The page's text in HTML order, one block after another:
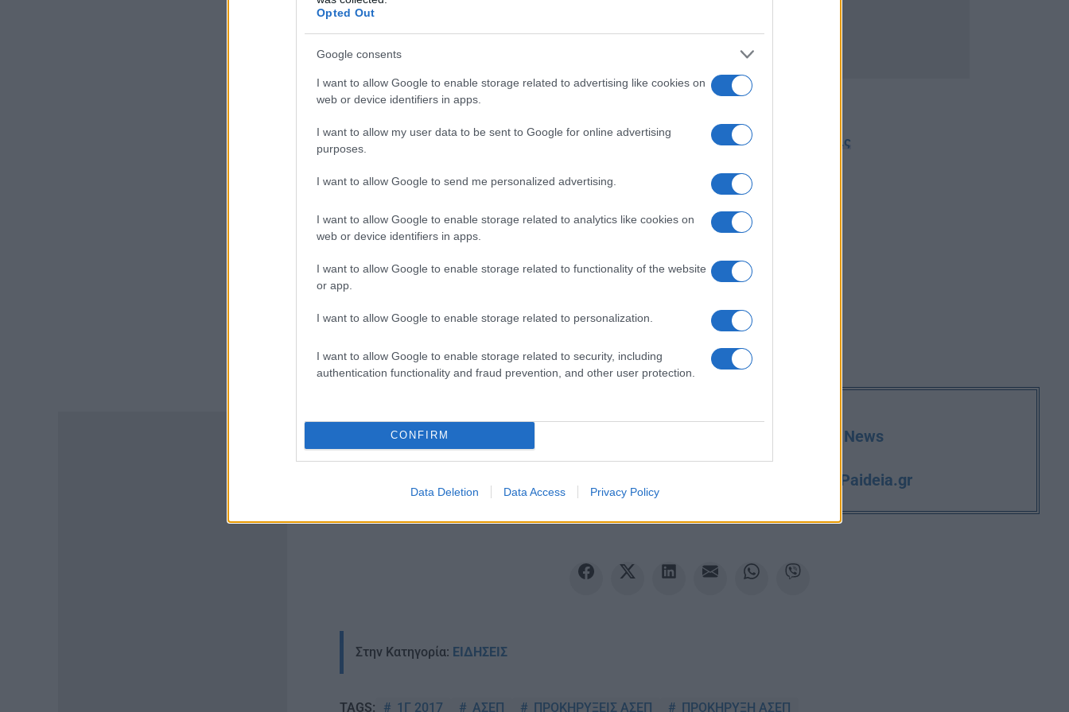
Opted Out
Google consents
I want to allow Google to enable storage related to advertising like cookies on
web or device identifiers in apps.
I want to allow my user data to be sent to Google for online advertising
purposes.
I want to allow Google to send me personalized advertising.
I want to allow Google to enable storage related to analytics like cookies on
web or device identifiers in apps.
I want to allow Google to enable storage related to functionality of the website
or app.
I want to allow Google to enable storage related to personalization.
I want to allow Google to enable storage related to security, including
authentication functionality and fraud prevention, and other user protection.
CONFIRM
Data Deletion Data Access Privacy Policy
Προσλήψεις αναπληρωτών
ΑΣΕΠ: Από την επόμενη εβδομάδα αιτήσεις για 624 θέσεις σε τρεις προκηρύξεις
Ακολουθείστε το iPaideia.gr στο Google News
iPaideia.gr
Στην Κατηγορία: ΕΙΔΗΣΕΙΣ
TAGS: 1Γ 2017 ΑΣΕΠ ΠΡΟΚΗΡΥΞΕΙΣ ΑΣΕΠ ΠΡΟΚΗΡΥΞΗ ΑΣΕΠ